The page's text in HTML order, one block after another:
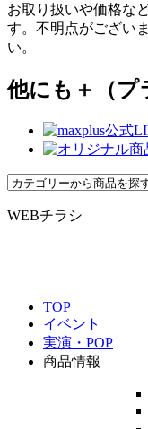
お取り扱いや価格な
す。不明点がござい
い。
他にも＋（
WEBチラシ
TOP
イベント
実演・POP
商品情報